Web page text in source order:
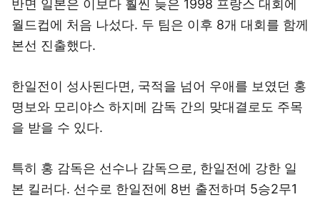
반면 일본은 이보다 훨씬 늦은 1998 프랑스 대회에
월드컵에 처음 나섰다. 두 팀은 이후 8개 대회를 함께
본선 진출했다.
한일전이 성사된다면, 국적을 넘어 우애를 보였던 홍
명보와 모리야스 하지메 감독 간의 맞대결로도 주목
을 받을 수 있다.
특히 홍 감독은 선수나 감독으로, 한일전에 강한 일
본 킬러다. 선수로 한일전에 8번 출전하며 5승2무1